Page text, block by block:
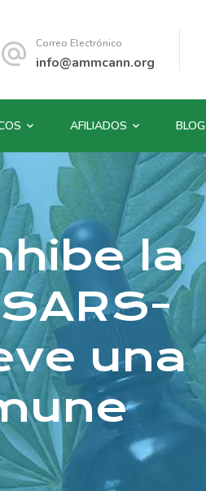
Correo Electrónico
info@ammcann.org
AFILIADOS BLOG
la
una